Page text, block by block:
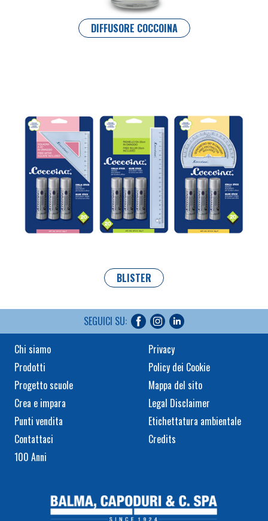
DIFFUSORE COCCOINA
BLISTER
SEGUICI SU:
Chi siamo
Prodotti
Progetto scuole
Crea e impara
Punti vendita
Contattaci
100 Anni
Privacy
Policy dei Cookie
Mappa del sito
Legal Disclaimer
Etichettatura ambientale
Credits